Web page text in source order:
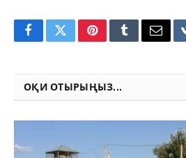
FacebookTwitterPinterestTumblrEmail
ОҚИ ОТЫРЫҢЫЗ...